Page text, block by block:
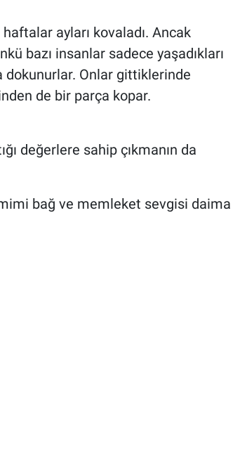
ayları kovaladı. Ancak
bazı insanlar sadece yaşadıkları
dokunurlar. Onlar gittiklerinde
de bir parça kopar.
değerlere sahip çıkmanın da
bağ ve memleket sevgisi daima